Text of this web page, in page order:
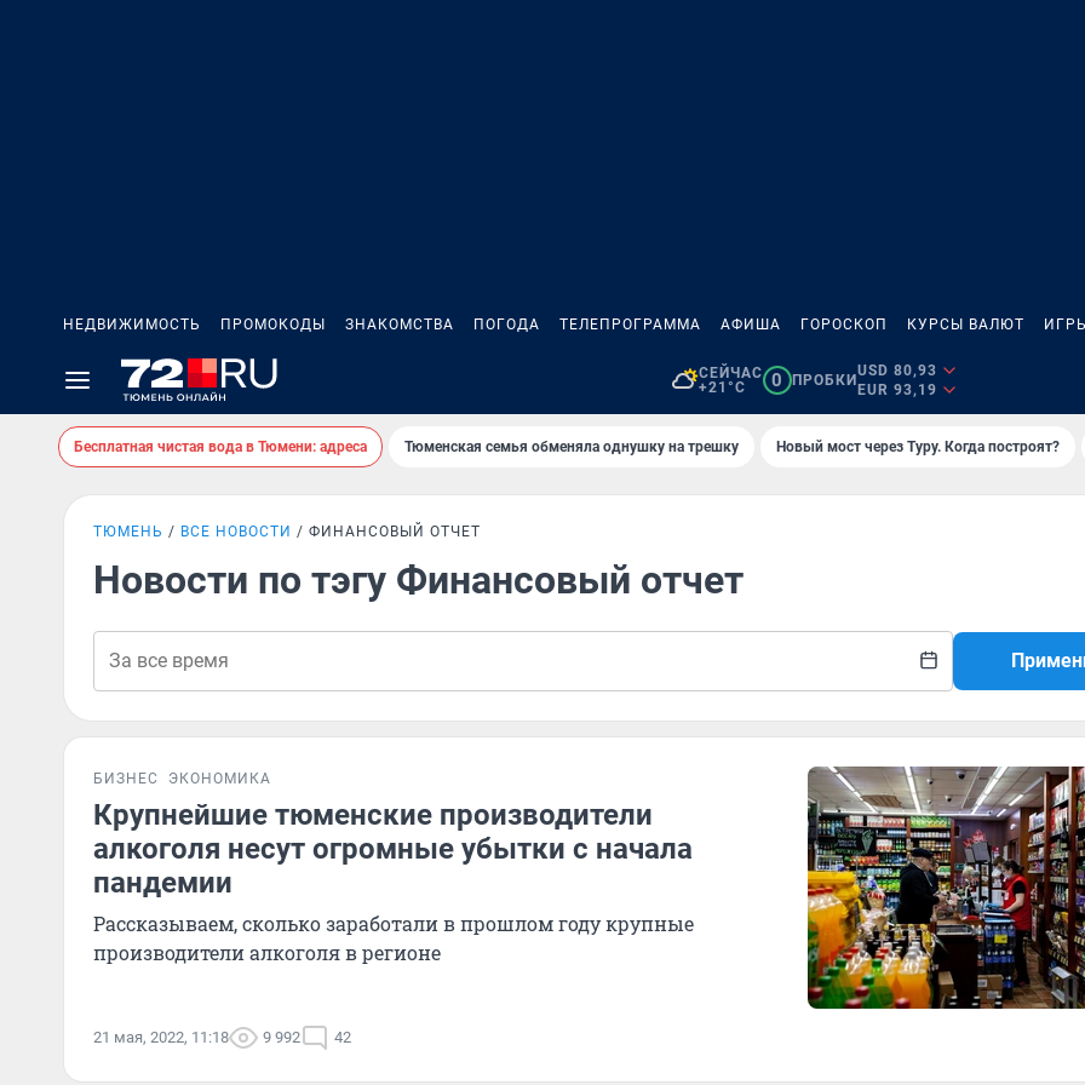
НЕДВИЖИМОСТЬ ПРОМОКОДЫ ЗНАКОМСТВА ПОГОДА ТЕЛЕПРОГРАММА АФИША ГОРОСКОП КУРСЫ ВАЛЮТ
СЕЙЧАС
+21°C
0 ПРОБКИ
USD 80,93
EUR 93,19
Бесплатная чистая вода в Тюмени: адреса Тюменская семья обменяла однушку на трешку Новый мост через Туру. Когда построят?
ТЮМЕНЬ ВСЕ НОВОСТИ ФИНАНСОВЫЙ ОТЧЕТ
Новости по тэгу Финансовый отчет
БИЗНЕС ЭКОНОМИКА
Крупнейшие тюменские производители
алкоголя несут огромные убытки с начала
пандемии
Рассказываем, сколько заработали в прошлом году крупные
производители алкоголя в регионе
21 мая, 2022, 11:18 9 992 42